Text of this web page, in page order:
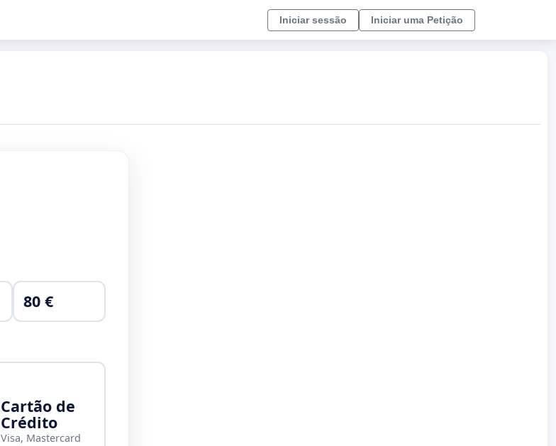
Iniciar sessão Iniciar uma Petição
80 €
Cartão de
Crédito
Visa, Mastercard